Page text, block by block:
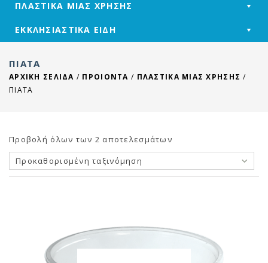
ΠΛΑΣΤΙΚΑ ΜΙΑΣ ΧΡΗΣΗΣ
ΕΚΚΛΗΣΙΑΣΤΙΚΑ ΕΙΔΗ
ΠΙΑΤΑ
ΑΡΧΙΚΉ ΣΕΛΊΔΑ / ΠΡΟΙΟΝΤΑ / ΠΛΑΣΤΙΚΑ ΜΙΑΣ ΧΡΗΣΗΣ /
ΠΙΑΤΑ
Προβολή όλων των 2 αποτελεσμάτων
Προκαθορισμένη ταξινόμηση